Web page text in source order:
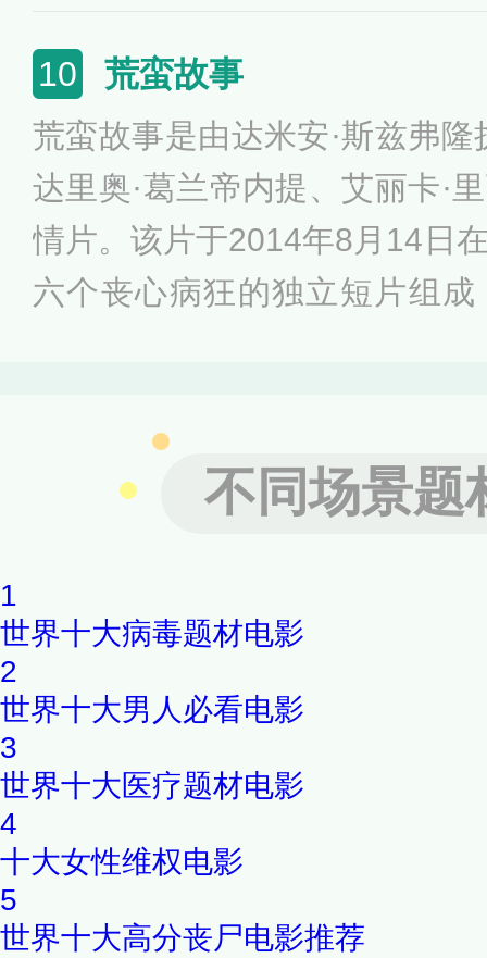
几位记者为了找出事实真相历
2016年2月在第88届奥斯卡金
最佳原创剧本奖。迈克尔·基
了角色原型罗宾森家的附近观
的讲话视频和录音。
10 荒蛮故事
荒蛮故事是由达米安·斯兹弗隆
达里奥·葛兰帝内提、艾丽卡·
情片。该片于2014年8月14日
六个丧心病狂的独立短片组
皆非。好在，他也没有假慈悲
灵鸡汤来感化世人—尽管结尾
不同场景题
1
世界十大病毒题材电影
2
世界十大男人必看电影
3
世界十大医疗题材电影
4
十大女性维权电影
5
世界十大高分丧尸电影推荐